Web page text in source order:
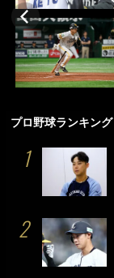
プロ野球ランキング